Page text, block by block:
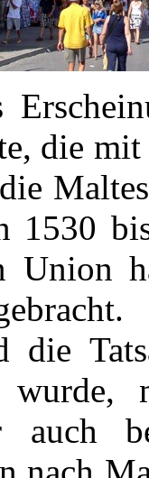
die
1530
Union
die
auch